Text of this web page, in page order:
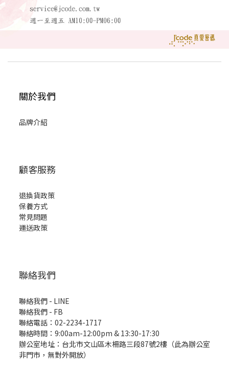
關於我們
品牌介紹
顧客服務
退換貨政策
保養方式
常見問題
運送政策
聯絡我們
聯絡我們 - LINE
聯絡我們 - FB
聯絡電話：02-2234-1717
聯絡時間：9:00am-12:00pm & 13:30-17:30
辦公室地址：台北市文山區木柵路三段87號2樓（此為辦公室
非門市，無對外開放）